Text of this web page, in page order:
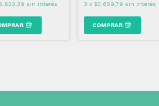
sin interés 3 x $3.859,79 sin interés